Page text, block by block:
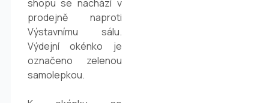
shopu se nachází v
prodejně naproti
Výstavnímu sálu.
Výdejní okénko je
označeno zelenou
samolepkou.